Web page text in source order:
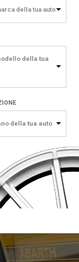
della tua auto
della tua
della tua auto